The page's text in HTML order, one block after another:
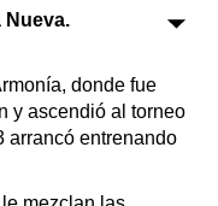
Nueva.
donde fue
y ascendió al torneo
arrancó entrenando